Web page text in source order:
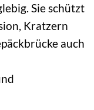
Sie schützt
Kratzern
auch